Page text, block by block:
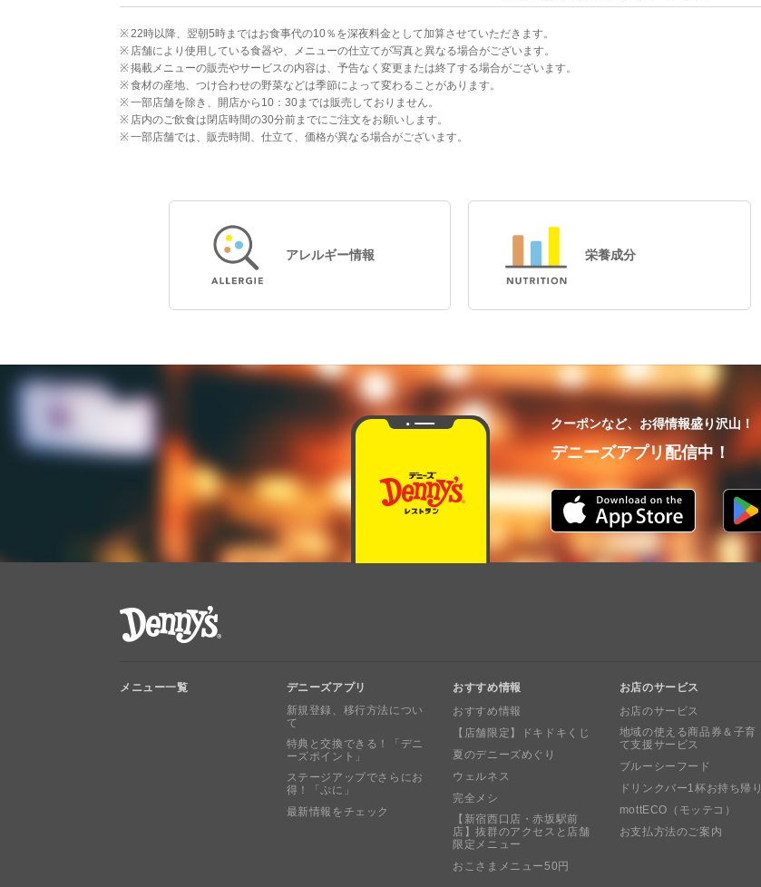
22時以降、翌朝5時まではお食事代の10％を深夜料金として加算させていただきます。
店舗により使用している食器や、メニューの仕立てが写真と異なる場合がございます。
掲載メニューの販売やサービスの内容は、予告なく変更または終了する場合がございます。
食材の産地、つけ合わせの野菜などは季節によって変わることがあります。
一部店舗を除き、開店から10：30までは販売しておりません。
店内のご飲食は閉店時間の30分前までにご注文をお願いします。
一部店舗では、販売時間、仕立て、価格が異なる場合がございます。
アレルギー情報 栄養成分
クーポンなど、お得情報盛り沢山！
デニーズアプリ配信中！
メニュー一覧
デニーズアプリ
新規登録、移行方法につい
て
特典と交換できる！「デニ
ーズポイント」
ステージアップでさらにお
得！「ぷに」
最新情報をチェック
おすすめ情報
おすすめ情報
【店舗限定】ドキドキくじ
夏のデニーズめぐり
ウェルネス
完全メシ
【新宿西口店・赤坂駅前
店】抜群のアクセスと店舗
限定メニュー
おこさまメニュー50円
お店のサービス
お店のサービス
地域の使える商品券＆子育
て支援サービス
ブルーシーフード
ドリンクバー1杯お持ち帰り
mottECO（モッテコ）
お支払方法のご案内